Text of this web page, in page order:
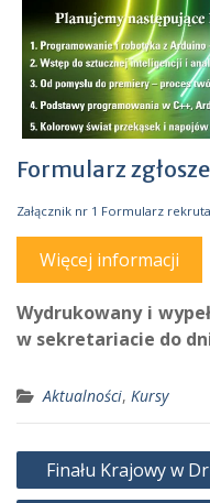
Formularz
Załącznik nr 1 Formularz
Więcej informacji
Wydrukowany i
w sekretariacie do
Aktualności, Kursy
Nawigacja
wpisu
Finału Krajowy w